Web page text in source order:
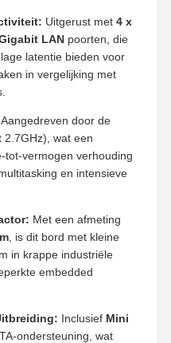
Uitgerust met 4 x
LANpoorten, die
latentie bieden voor
in vergelijking met
Aangedreven door de
wat een
tot-vermogen verhouding
en intensieve
Met een afmeting
, is dit bord met kleine
in krappe industriële
embedded
Inclusief Mini
ondersteuning, wat